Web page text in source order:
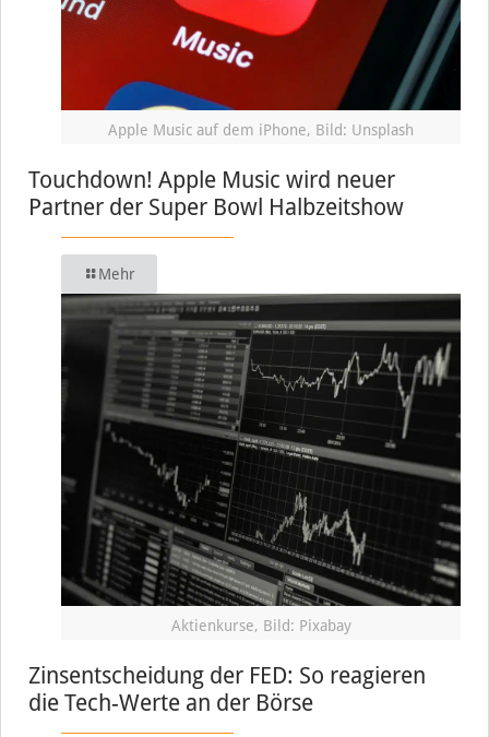
Apple Music auf dem iPhone, Bild: Unsplash
Touchdown! Apple Music wird neuer
Partner der Super Bowl Halbzeitshow
Mehr
Aktienkurse, Bild: Pixabay
Zinsentscheidung der FED: So reagieren
die Tech-Werte an der Börse